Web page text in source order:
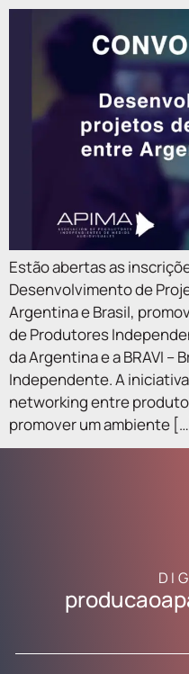
Estão abertas as
Desenvolvimento de
Argentina e Brasil,
de Produtores
da Argentina e a BRAVI –
Independente. A
networking entre
promover um ambiente